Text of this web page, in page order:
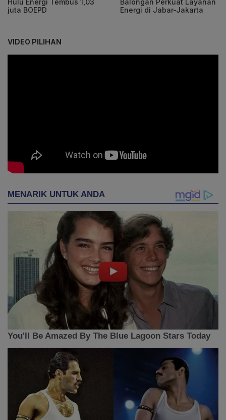
juta BOEPD
Energi di Jabar-Jakarta
VIDEO PILIHAN